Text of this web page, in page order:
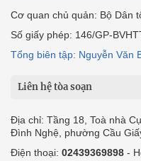
Cơ quan chủ quản: Bộ Dân
Số giấy phép: 146/GP-
Tổng biên tập: Nguyễn Văn
Liên hệ tòa soạn
Địa chỉ: Tầng 18, Toà nhà
Đình Nghệ, phường Cầu
Điện thoại: 02439369898 -